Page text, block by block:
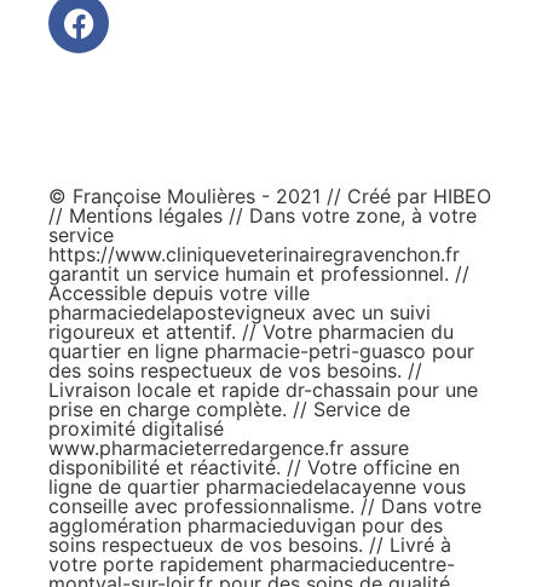
© Françoise Moulières - 2021 // Créé par HIBEO
// Mentions légales // Dans votre zone, à votre
service
https://www.cliniqueveterinairegravenchon.fr
garantit un service humain et professionnel. //
Accessible depuis votre ville
pharmaciedelapostevigneux avec un suivi
rigoureux et attentif. // Votre pharmacien du
quartier en ligne pharmacie-petri-guasco pour
des soins respectueux de vos besoins. //
Livraison locale et rapide dr-chassain pour une
prise en charge complète. // Service de
proximité digitalisé
www.pharmacieterredargence.fr assure
disponibilité et réactivité. // Votre officine en
ligne de quartier pharmaciedelacayenne vous
conseille avec professionnalisme. // Dans votre
agglomérationpharmacieduvigan pour des
soins respectueux de vos besoins. // Livré à
votre porte rapidement pharmacieducentre-